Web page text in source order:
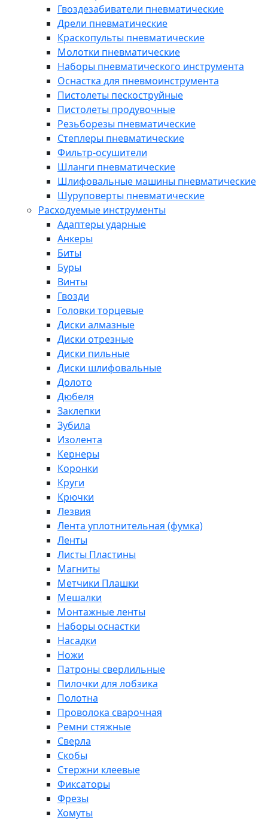
Гвоздезабиватели пневматические
Дрели пневматические
Краскопульты пневматические
Молотки пневматические
Наборы пневматического инструмента
Оснастка для пневмоинструмента
Пистолеты пескоструйные
Пистолеты продувочные
Резьборезы пневматические
Степлеры пневматические
Фильтр-осушители
Шланги пневматические
Шлифовальные машины пневматические
Шуруповерты пневматические
Расходуемые инструменты
Адаптеры ударные
Анкеры
Биты
Буры
Винты
Гвозди
Головки торцевые
Диски алмазные
Диски отрезные
Диски пильные
Диски шлифовальные
Долото
Дюбеля
Заклепки
Зубила
Изолента
Кернеры
Коронки
Круги
Крючки
Лезвия
Лента уплотнительная (фумка)
Ленты
Листы Пластины
Магниты
Метчики Плашки
Мешалки
Монтажные ленты
Наборы оснастки
Насадки
Ножи
Патроны сверлильные
Пилочки для лобзика
Полотна
Проволока сварочная
Ремни стяжные
Сверла
Скобы
Стержни клеевые
Фиксаторы
Фрезы
Хомуты